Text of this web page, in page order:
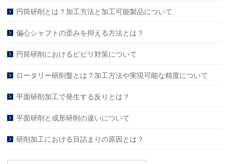
円筒研削とは？加工方法と加工可能製品について
偏心シャフトの歪みを抑える方法とは？
円筒研削におけるビビリ対策について
ロータリー研削盤とは？加工方法や実現可能な精度について
平面研削加工で発生する反りとは？
平面研削と成形研削の違いについて
研削加工における目詰まりの原因とは？